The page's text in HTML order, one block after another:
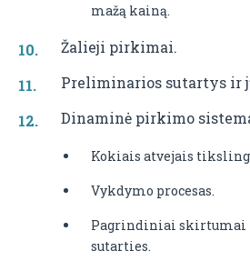
mažą kainą.
Žalieji pirkimai.
Preliminarios sutartys ir
Dinaminė pirkimo
Kokiais atvejais
Vykdymo procesas.
Pagrindiniai skirtumai
sutarties.